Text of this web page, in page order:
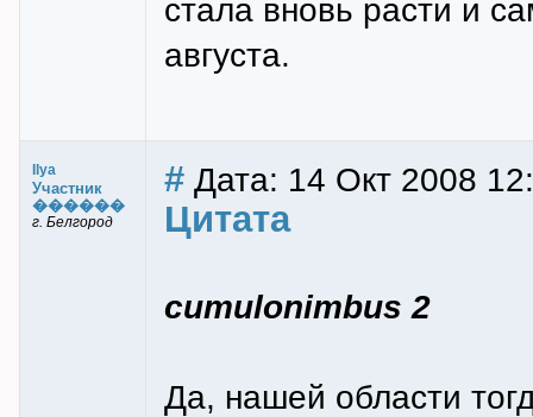
стала вновь расти и
августа.
Ilya
Участник
������
г. Белгород
# Дата: 14 Окт 2008
Цитата
cumulonimbus 2
Да, нашей области